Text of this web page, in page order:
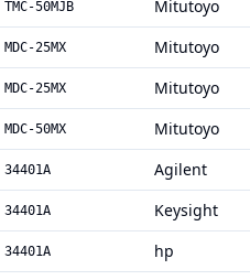
TMC-50MJB Mitutoyo
MDC-25MX Mitutoyo
MDC-25MX Mitutoyo
MDC-50MX Mitutoyo
34401A Agilent
34401A Keysight
34401A hp